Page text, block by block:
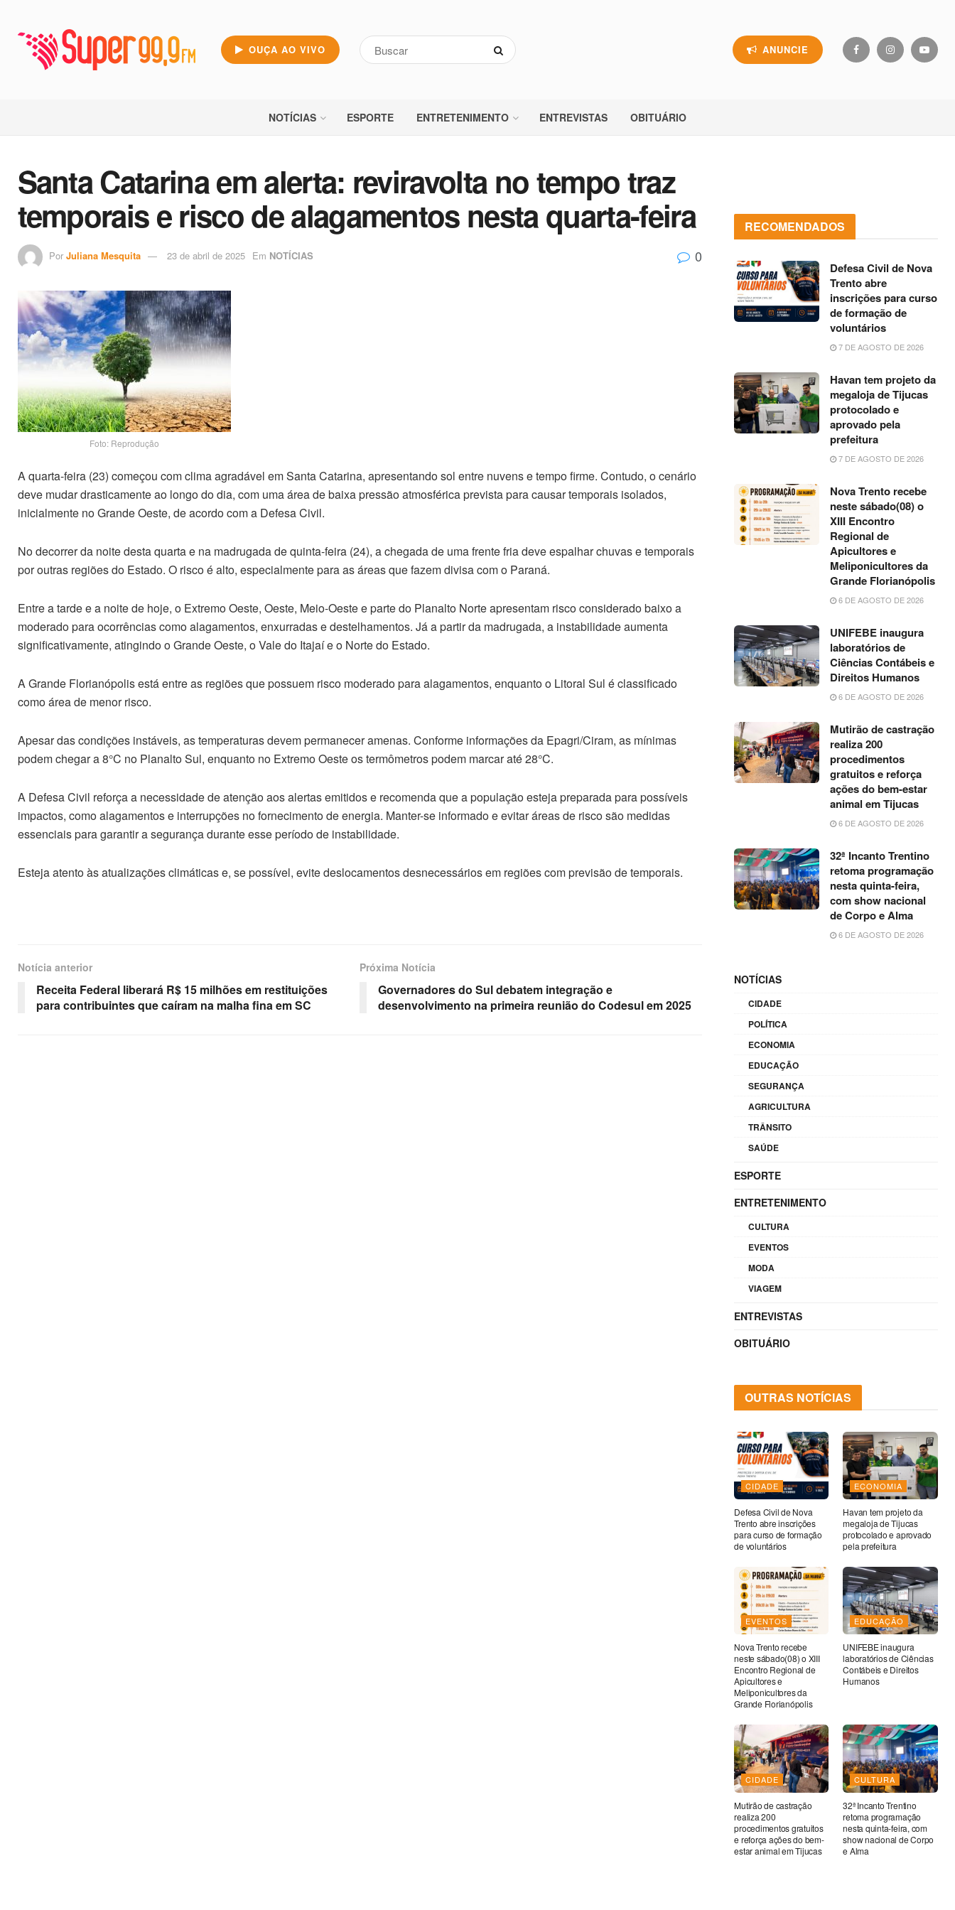
OUÇA AO VIVO ANUNCIE
NOTÍCIAS ESPORTE ENTRETENIMENTO ENTREVISTAS OBITUÁRIO
Santa Catarina em alerta: reviravolta no tempo traz
temporais e risco de alagamentos nesta quarta-feira
Por Juliana Mesquita 23 de abril de 2025 Em NOTÍCIAS 0
Foto: Reprodução
A quarta-feira (23) começou com clima agradável em Santa Catarina, apresentando sol entre nuvens e tempo firme. Contudo, o cenário
deve mudar drasticamente ao longo do dia, com uma área de baixa pressão atmosférica prevista para causar temporais isolados,
inicialmente no Grande Oeste, de acordo com a Defesa Civil.
No decorrer da noite desta quarta e na madrugada de quinta-feira (24), a chegada de uma frente fria deve espalhar chuvas e temporais
por outras regiões do Estado. O risco é alto, especialmente para as áreas que fazem divisa com o Paraná.
Entre a tarde e a noite de hoje, o Extremo Oeste, Oeste, Meio-Oeste e parte do Planalto Norte apresentam risco considerado baixo a
moderado para ocorrências como alagamentos, enxurradas e destelhamentos. Já a partir da madrugada, a instabilidade aumenta
significativamente, atingindo o Grande Oeste, o Vale do Itajaí e o Norte do Estado.
A Grande Florianópolis está entre as regiões que possuem risco moderado para alagamentos, enquanto o Litoral Sul é classificado
como área de menor risco.
Apesar das condições instáveis, as temperaturas devem permanecer amenas. Conforme informações da Epagri/Ciram, as mínimas
podem chegar a 8°C no Planalto Sul, enquanto no Extremo Oeste os termômetros podem marcar até 28°C.
A Defesa Civil reforça a necessidade de atenção aos alertas emitidos e recomenda que a população esteja preparada para possíveis
impactos, como alagamentos e interrupções no fornecimento de energia. Manter-se informado e evitar áreas de risco são medidas
essenciais para garantir a segurança durante esse período de instabilidade.
Esteja atento às atualizações climáticas e, se possível, evite deslocamentos desnecessários em regiões com previsão de temporais.
Notícia anterior
Receita Federal liberará R$ 15 milhões em restituições
para contribuintes que caíram na malha fina em SC
Próxima Notícia
Governadores do Sul debatem integração e
desenvolvimento na primeira reunião do Codesul em 2025
RECOMENDADOS
Defesa Civil de Nova
Trento abre
inscrições para curso
de formação de
voluntários
7 DE AGOSTO DE 2026
Havan tem projeto da
megaloja de Tijucas
protocolado e
aprovado pela
prefeitura
7 DE AGOSTO DE 2026
Nova Trento recebe
neste sábado(08) o
XIII Encontro
Regional de
Apicultores e
Meliponicultores da
Grande Florianópolis
6 DE AGOSTO DE 2026
UNIFEBE inaugura
laboratórios de
Ciências Contábeis e
Direitos Humanos
6 DE AGOSTO DE 2026
Mutirão de castração
realiza 200
procedimentos
gratuitos e reforça
ações do bem-estar
animal em Tijucas
6 DE AGOSTO DE 2026
32ª Incanto Trentino
retoma programação
nesta quinta-feira,
com show nacional
de Corpo e Alma
6 DE AGOSTO DE 2026
NOTÍCIAS
CIDADE
POLÍTICA
ECONOMIA
EDUCAÇÃO
SEGURANÇA
AGRICULTURA
TRÂNSITO
SAÚDE
ESPORTE
ENTRETENIMENTO
CULTURA
EVENTOS
MODA
VIAGEM
ENTREVISTAS
OBITUÁRIO
OUTRAS NOTÍCIAS
CIDADE
Defesa Civil de Nova
Trento abre inscrições
para curso de formação
de voluntários
ECONOMIA
Havan tem projeto da
megaloja de Tijucas
protocolado e aprovado
pela prefeitura
EVENTOS
Nova Trento recebe
neste sábado(08) o XIII
Encontro Regional de
Apicultores e
Meliponicultores da
Grande Florianópolis
EDUCAÇÃO
UNIFEBE inaugura
laboratórios de Ciências
Contábeis e Direitos
Humanos
CIDADE
Mutirão de castração
realiza 200
procedimentos gratuitos
e reforça ações do bem-
estar animal em Tijucas
CULTURA
32ª Incanto Trentino
retoma programação
nesta quinta-feira, com
show nacional de Corpo
e Alma